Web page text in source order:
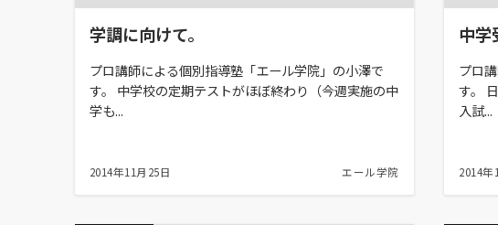
学調に向けて。
プロ講師による個別指導塾「エール学院」の小澤で
す。 中学校の定期テストがほぼ終わり（今週実施の中
学も...
2014年11月25日 エール学院
中学
プロ
す。
入試...
2014年